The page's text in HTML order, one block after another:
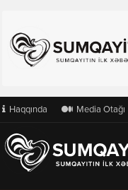
Haqqında Media Otağı